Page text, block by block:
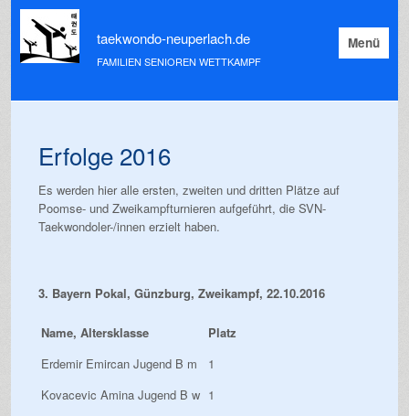
Menü
taekwondo-neuperlach.de
FAMILIEN SENIOREN WETTKAMPF
Erfolge 2016
Es werden hier alle ersten, zweiten und dritten Plätze auf
Poomse- und Zweikampfturnieren aufgeführt, die SVN-
Taekwondoler-/innen erzielt haben.
3. Bayern Pokal, Günzburg, Zweikampf, 22.10.2016
Name, Altersklasse
Platz
Erdemir Emircan Jugend B m
1
Kovacevic Amina Jugend B w 1